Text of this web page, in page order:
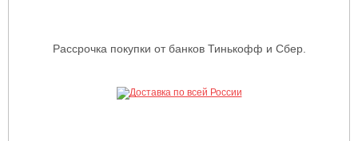
Рассрочка покупки от банков Тинькофф и Сбер.